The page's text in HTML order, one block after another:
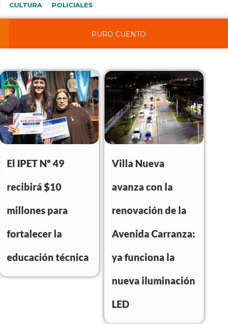
CULTURA POLICIALES
PURO CUENTO
El IPET Nº 49
recibirá $10
millones para
fortalecer la
educación técnica
Villa Nueva
avanza con la
renovación de la
Avenida Carranza:
ya funciona la
nueva iluminación
LED